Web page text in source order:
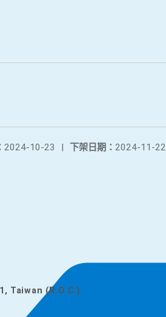
下架日期： 2024-11-22
2024-10-23 |
Taiwan (R.O.C.)